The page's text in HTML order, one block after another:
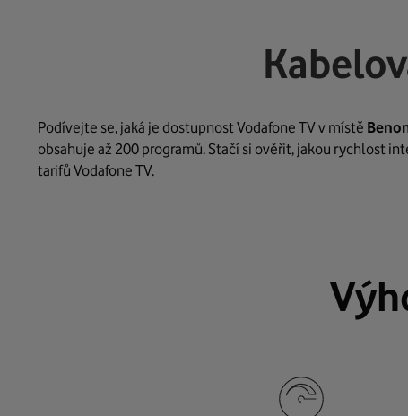
Podívejte se, jaká je dostupnost Vodafone TV v místě
obsahuje až 200 programů. Stačí si ověřit, jakou rychlost
tarifů Vodafone TV.